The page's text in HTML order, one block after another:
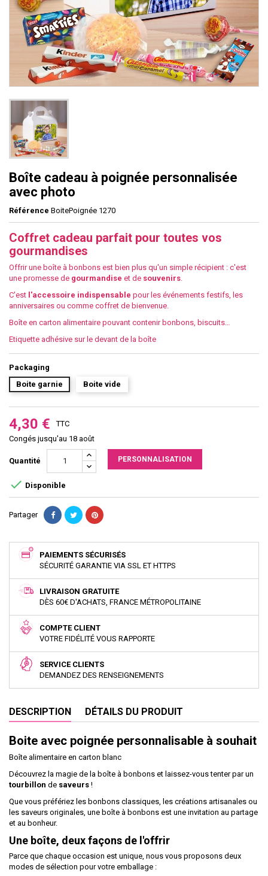
Boîte cadeau à poignée personnalisée
avec photo
Référence BoitePoignée 1270
Coffret cadeau parfait pour toutes vos
gourmandises
Offrir une boîte à bonbons est bien plus qu'un simple récipient : c'est
une promesse de gourmandise et de souvenirs
C'est l'accessoire indispensable pour les événements festifs, les
anniversaires ou comme coffret de bienvenue.
Boîte en carton alimentaire pouvant contenir bonbons, biscuits…
Etiquette adhésive sur le devant de la boîte
Packaging
Boite garnie
Boite vide
4,30 €
TTC
Congés jusqu'au 18 août
Quantité PERSONNALISATION
 Disponible
Partager
PAIEMENTS SÉCURISÉS
SÉCURITÉ GARANTIE VIA SSL ET HTTPS
LIVRAISON GRATUITE
DÈS 60€ D'ACHATS, FRANCE MÉTROPOLITAINE
COMPTE CLIENT
VOTRE FIDÉLITÉ VOUS RAPPORTE
SERVICE CLIENTS
DEMANDEZ DES RENSEIGNEMENTS
DESCRIPTION DÉTAILS DU PRODUIT
Boite avec poignée personnalisable à souhait
Boîte alimentaire en carton blanc
Découvrez la magie de la boîte à bonbons et laissez-vous tenter par un
tourbillon de saveurs !
Que vous préfériez les bonbons classiques, les créations artisanales ou
les saveurs originales, une boîte à bonbons est une invitation au partage
et au bonheur.
Une boîte, deux façons de l'offrir
Parce que chaque occasion est unique, nous vous proposons deux
modes de sélection pour votre emballage :